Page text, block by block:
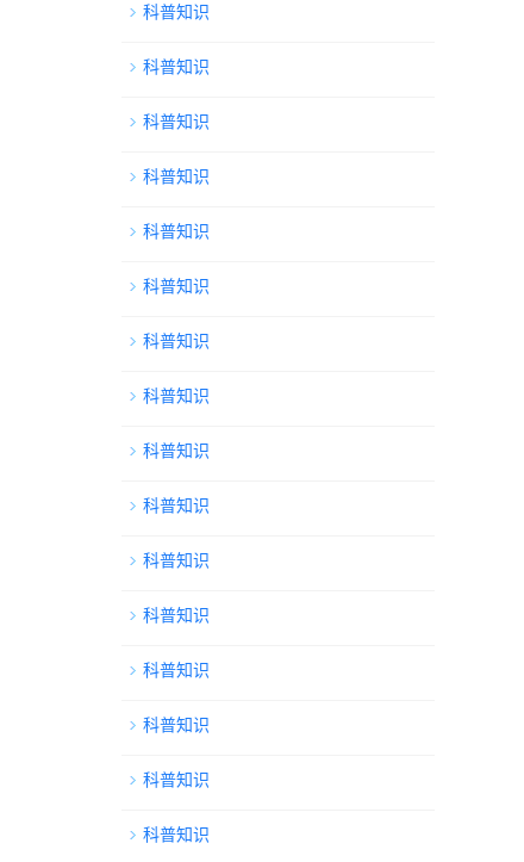
科普知识
科普知识
科普知识
科普知识
科普知识
科普知识
科普知识
科普知识
科普知识
科普知识
科普知识
科普知识
科普知识
科普知识
科普知识
科普知识